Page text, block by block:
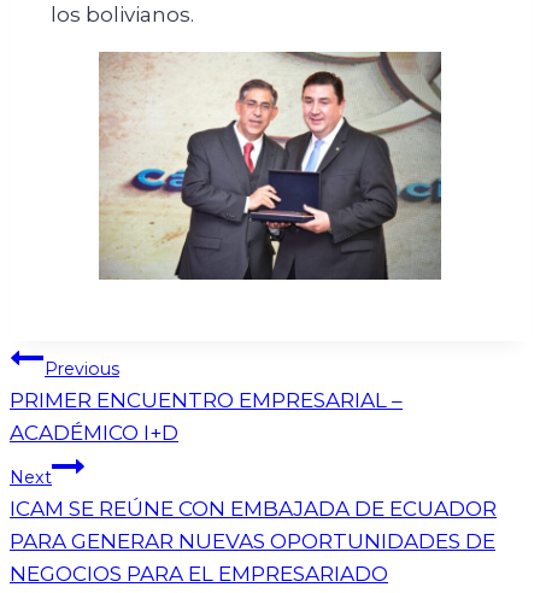
los bolivianos.
Previous
PRIMER ENCUENTRO EMPRESARIAL –
ACADÉMICO I+D
Next
ICAM SE REÚNE CON EMBAJADA DE ECUADOR
PARA GENERAR NUEVAS OPORTUNIDADES DE
NEGOCIOS PARA EL EMPRESARIADO